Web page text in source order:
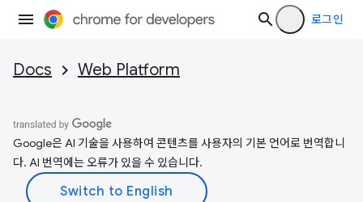
로그인
Docs Web Platform
Google은 AI 기술을 사용하여 콘텐츠를 사용자의 기본 언어로 번역합니
다. AI 번역에는 오류가 있을 수 있습니다.